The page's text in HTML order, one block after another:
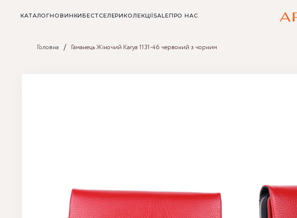
КАТАЛОГНОВИНКИБЕСТСЕЛЕРИКОЛЕКЦІЇ SALEПРО НАС
Головна / Гаманець Жіночий Karya 1131-46 червоний з чорним